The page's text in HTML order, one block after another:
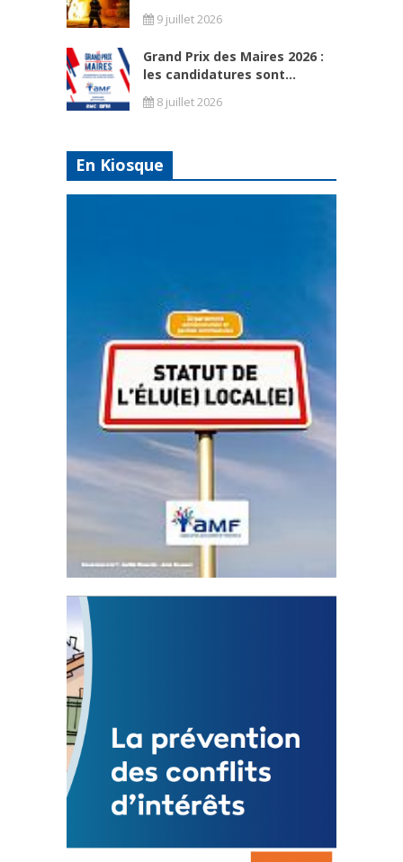
9 juillet 2026
Grand Prix des Maires 2026 :
les candidatures sont...
8 juillet 2026
En Kiosque
Statut de l’élu local
3 avril 2024
Mise à jour avril 2024
FEUILLETER